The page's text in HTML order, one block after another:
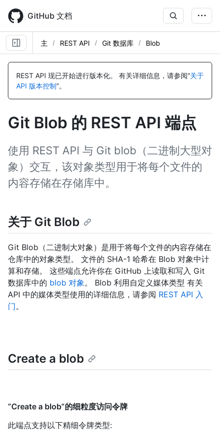
main
content
GitHub 文档
主 REST API Git 数据库 Blob
REST API 现已开始进行版本化。 有关详细信息，请参阅“关于
API 版本控制”。
Git Blob 的 REST API 端点
使用 REST API 与 Git blob（二进制大型对
象）交互，该对象类型用于将每个文件的
内容存储在存储库中。
关于 Git Blob
Git Blob（二进制大对象）是用于将每个文件的内容存储在
仓库中的对象类型。 文件的 SHA-1 哈希在 Blob 对象中计
算和存储。 这些端点允许你在 GitHub 上读取和写入 Git
数据库中的 blob 对象。 Blob 利用自定义媒体类型 有关
API 中的媒体类型使用的详细信息，请参阅 REST API 入
门。
Create a blob
“Create a blob”的细粒度访问令牌
此端点支持以下精细令牌类型:
名
名
名
名
名